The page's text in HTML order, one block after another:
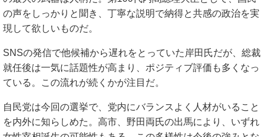
の声をしっかりと聞き、丁寧な説明で納得と共感の政治を実
現して欲しいものだ。
SNSの発信で他候補から遅れをとっていた岸田氏だが、総裁
就任後は一気に話題性が高まり、ポジティブ評価も多くなっ
ている。この流れが続くかが注目だ。
自民党は今回の選挙で、党内にバランスよく人材がいること
を内外に知らしめた。高市、野田両氏の出馬により、いずれ